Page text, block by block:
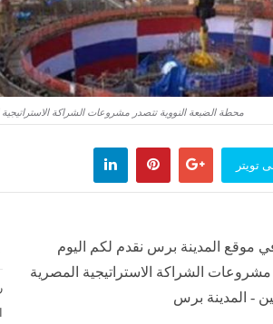
محطة الضبعة النووية تتصدر مشروعات الشراكة
تويتر
موقع المدينة برس نقدم لكم اليوم
الشراكة الاستراتيجية المصرية
- المدينة برس